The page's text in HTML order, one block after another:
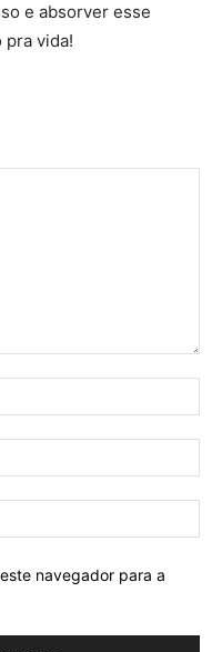
e absorver esse
pra vida!
navegador para a